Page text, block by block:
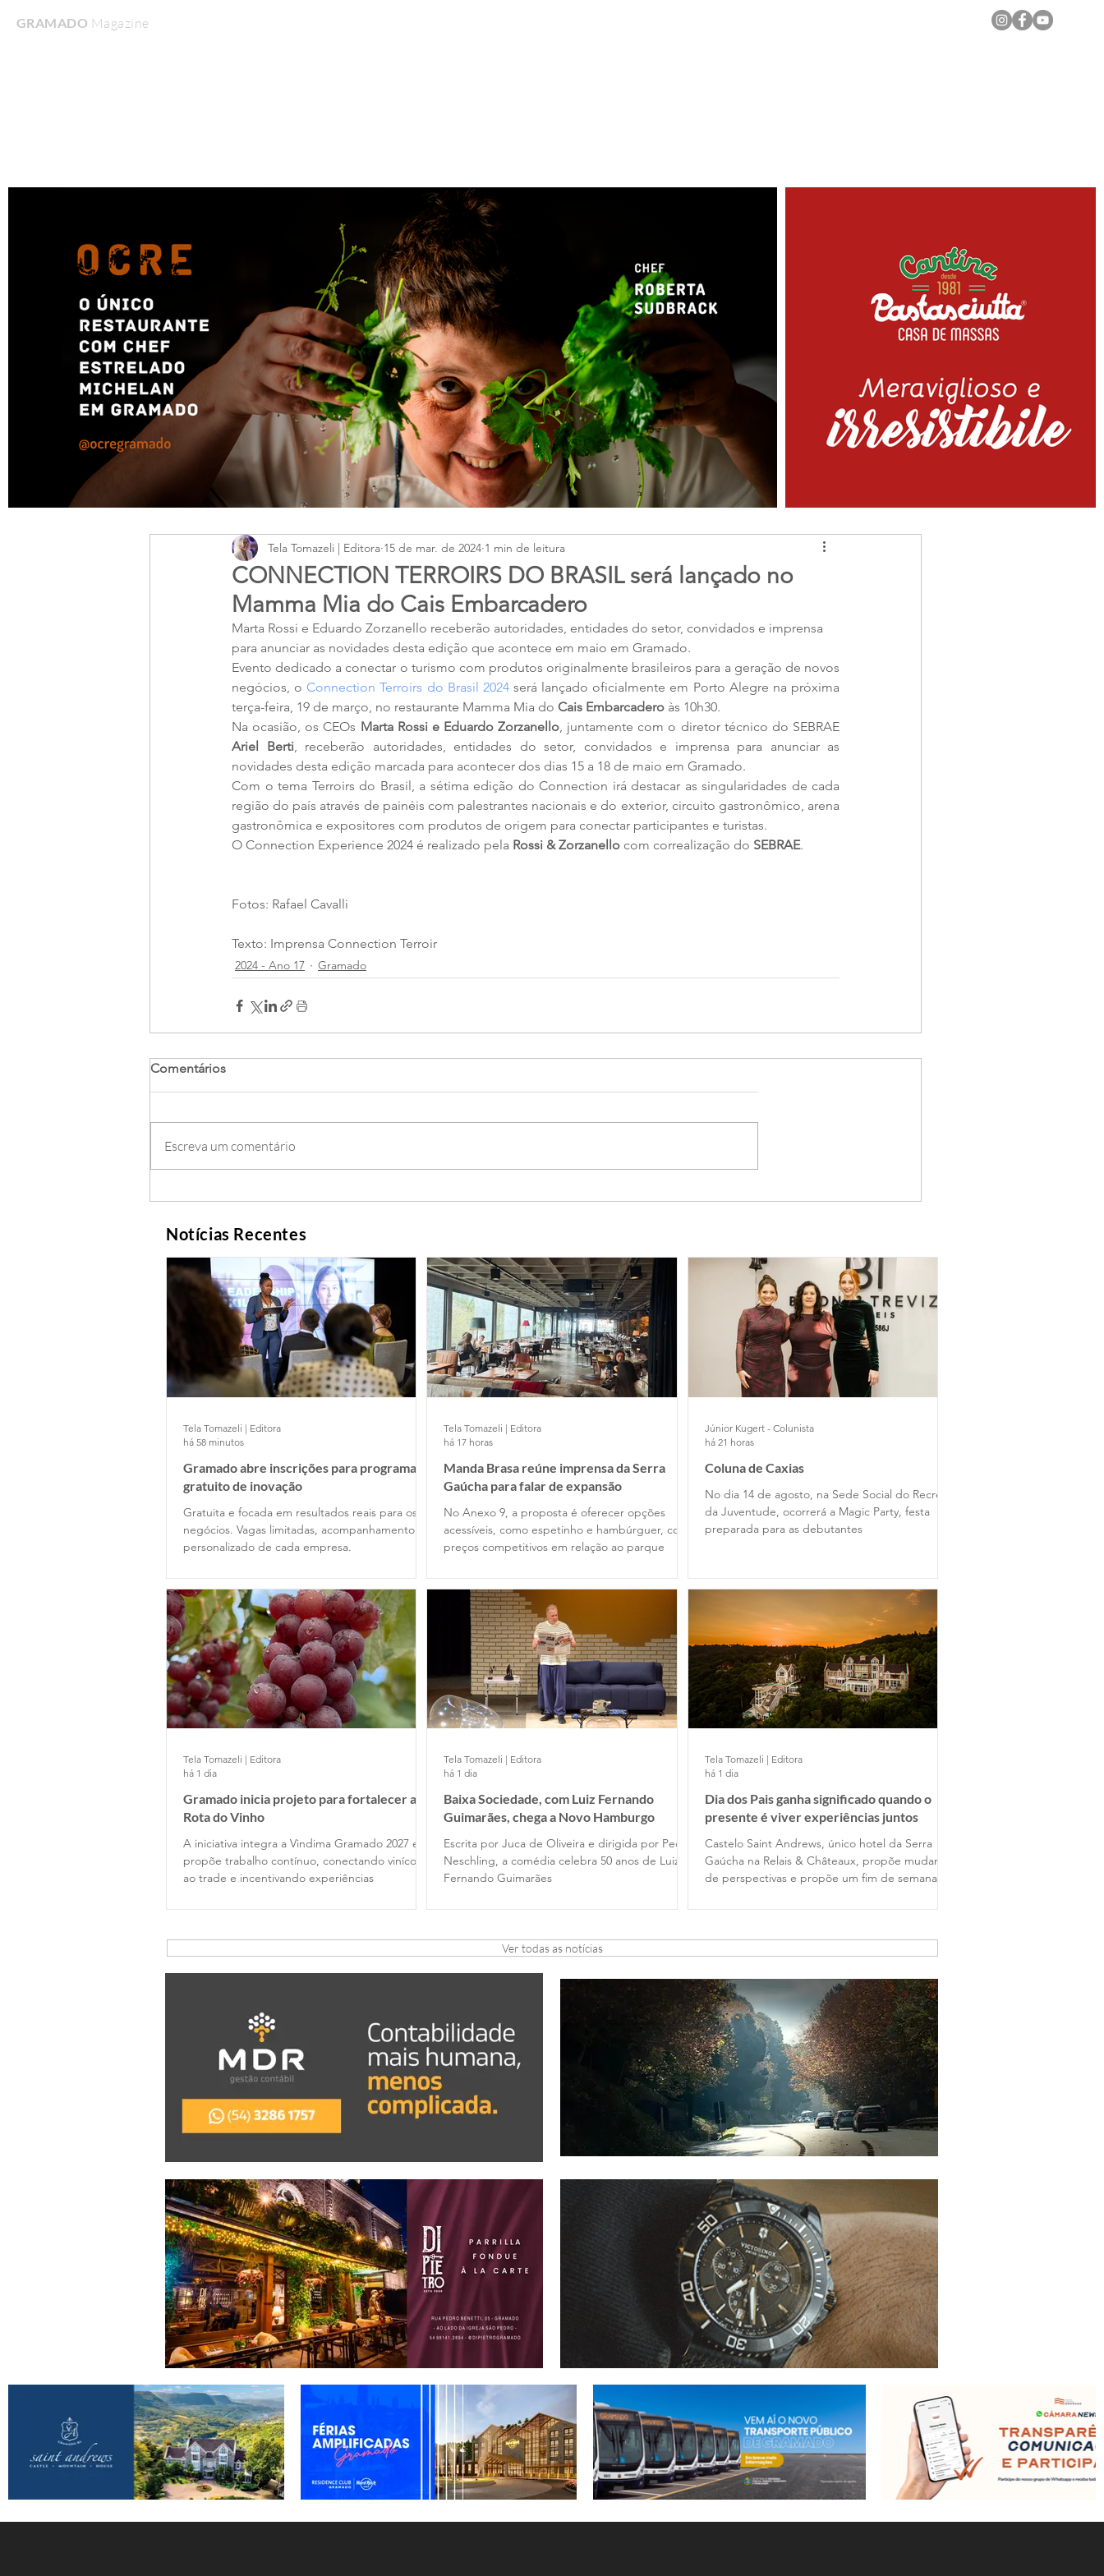
GRAMADO MagazineHome
CONNECTION TERROIRS DO BRASIL será lançado no
Mamma Mia do Cais Embarcadero
Tela Tomazeli | Editora 15 de mar. de 2024 1 min de leitura
Marta Rossi e Eduardo Zorzanello receberão autoridades, entidades do setor, convidados e imprensa
para anunciar as novidades desta edição que acontece em maio em Gramado.
Evento dedicado a conectar o turismo com produtos originalmente brasileiros para a geração de novos
negócios, o Connection Terroirs do Brasil 2024 será lançado oficialmente em Porto Alegre na próxima
terça-feira, 19 de março, no restaurante Mamma Mia do Cais Embarcadero às 10h30.
Na ocasião, os CEOs Marta Rossi e Eduardo Zorzanello
Ariel Berti, receberão autoridades, entidades do setor, convidados e imprensa para anunciar as
novidades desta edição marcada para acontecer dos dias 15 a 18 de maio em Gramado.
Com o tema Terroirs do Brasil, a sétima edição do Connection irá destacar as singularidades de cada
região do país através de painéis com palestrantes nacionais e do exterior, circuito gastronômico, arena
gastronômica e expositores com produtos de origem para conectar participantes e turistas.
O Connection Experience 2024 é realizado pela Rossi & Zorzanello com correalização do SEBRAE.
Fotos: Rafael Cavalli
Texto: Imprensa Connection Terroir
2024 - Ano 17 Gramado
Comentários
Escreva um comentário
Notícias Recentes
Gramado abre inscrições para programa
gratuito de inovação
Gratuita e focada em resultados reais para os
negócios. Vagas limitadas, acompanhamento
personalizado de cada empresa.
Tela Tomazeli | Editora
há 58 minutos
Manda Brasa reúne imprensa da Serra
Gaúcha para falar de expansão
No Anexo 9, a proposta é oferecer opções
acessíveis, como espetinho e hambúrguer, com
preços competitivos em relação ao parque
Tela Tomazeli | Editora
há 17 horas
Coluna de Caxias
No dia 14 de agosto, na Sede Social do Recreio
da Juventude, ocorrerá a Magic Party, festa
preparada para as debutantes
Júnior Kugert - Colunista
há 21 horas
Gramado inicia projeto para fortalecer a
Rota do Vinho
A iniciativa integra a Vindima Gramado 2027 e
propõe trabalho contínuo, conectando vinícolas
ao trade e incentivando experiências
Tela Tomazeli | Editora
há 1 dia
Baixa Sociedade, com Luiz Fernando
Guimarães, chega a Novo Hamburgo
Escrita por Juca de Oliveira e dirigida por Pedro
Neschling, a comédia celebra 50 anos de Luiz
Fernando Guimarães
Tela Tomazeli | Editora
há 1 dia
Dia dos Pais ganha significado quando o
presente é viver experiências juntos
Castelo Saint Andrews, único hotel da Serra
Gaúcha na Relais & Châteaux, propõe mudança
de perspectivas e propõe um fim de semana
Gramado, com festival harmonizado exclusivo
Tela Tomazeli | Editora
há 1 dia
Ver todas as notícias